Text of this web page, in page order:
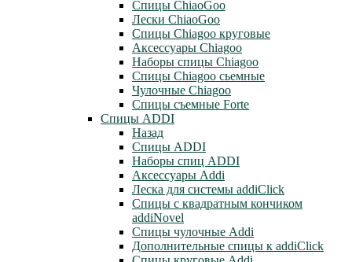
Спицы ChiaoGoo
Лески ChiaoGoo
Cпицы Сhiagoo круговые
Аксессуары Chiagoo
Наборы спицы Chiagoo
Спицы Chiagoo сьемные
Чулочные Chiagoo
Спицы съемные Forte
Спицы ADDI
Назад
Спицы ADDI
Наборы спиц ADDI
Аксессуары Addi
Леска для системы addiClick
Спицы с квадратным кончиком
addiNovel
Спицы чулочные Addi
Дополнительные спицы к addiClick